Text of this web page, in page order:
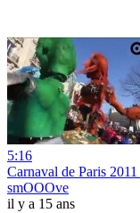
5:16
Carnaval de Paris
smOOOve
il y a 15 ans